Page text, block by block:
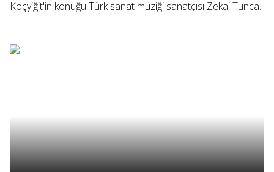
Koçyiğit'in konuğu Türk sanat müziği sanatçısı Zekai Tunca.